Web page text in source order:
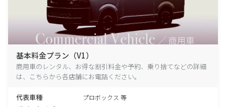
基本料金プラン（V1）
商用車のレンタル、お得な割引料金や予約、乗り捨てなどの詳細
は、こちらから各店舗にお電話ください。
代表車種 プロボックス 等